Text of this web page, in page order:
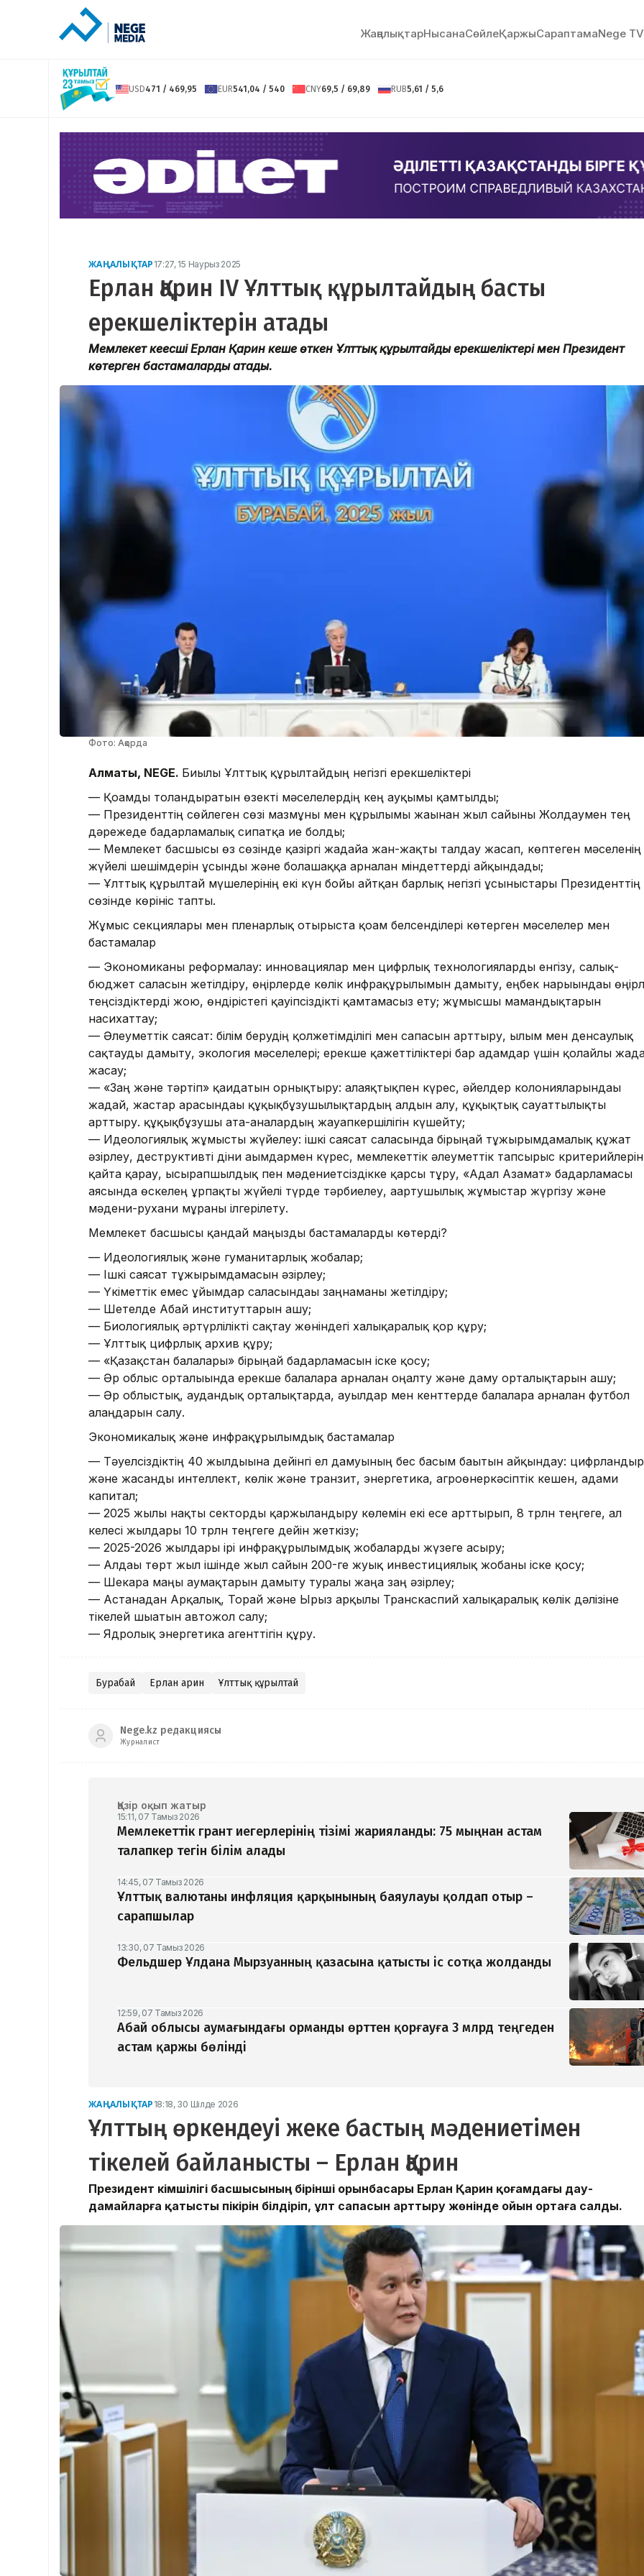
ЖаңалықтарНысанаСөйлeҚаржыСараптамаNege TV
USD471 / 469,95 EUR541,04 / 540 CNY69,5 / 69,89 RUB5,61 / 5,6
ЖАҢАЛЫҚТАР 17:27, 15 Наурыз 2025
Ерлан Қарин IV Ұлттық құрылтайдың басты
ерекшеліктерін атады
Мемлекет кеңесші Ерлан Қарин кеше өткен Ұлттық құрылтайдың ерекшеліктері мен Президент
көтерген бастамаларды атады.
Фото: Ақорда
Алматы, NEGE. Биылғы Ұлттық құрылтайдың негізгі ерекшеліктері
— Қоғамды толғандыратын өзекті мәселелердің кең ауқымы қамтылды;
— Президенттің сөйлеген сөзі мазмұны мен құрылымы жағынан жыл сайынғы Жолдаумен тең
дәрежеде бағдарламалық сипатқа ие болды;
— Мемлекет басшысы өз сөзінде қазіргі жағдайға жан-жақты талдау жасап, көптеген мәселенің
жүйелі шешімдерін ұсынды және болашаққа арналған міндеттерді айқындады;
— Ұлттық құрылтай мүшелерінің екі күн бойы айтқан барлық негізгі ұсыныстары Президенттің
сөзінде көрініс тапты.
Жұмыс секциялары мен пленарлық отырыста қоғам белсенділері көтерген мәселелер мен
бастамалар
— Экономиканы реформалау: инновациялар мен цифрлық технологияларды енгізу, салық-
бюджет саласын жетілдіру, өңірлерде көлік инфрақұрылымын дамыту, еңбек нарығындағы
теңсіздіктерді жою, өндірістегі қауіпсіздікті қамтамасыз ету; жұмысшы мамандықтарын
насихаттау;
— Әлеуметтік саясат: білім берудің қолжетімділігі мен сапасын арттыру, ғылым мен денсаулық
сақтауды дамыту, экология мәселелері; ерекше қажеттіліктері бар адамдар үшін қолайлы
жасау;
— «Заң және тәртіп» қағидатын орнықтыру: алаяқтықпен күрес, әйелдер колонияларындағы
жағдай, жастар арасындағы құқықбұзушылықтардың алдын алу, құқықтық сауаттылықты
арттыру. құқықбұзушы ата-аналардың жауапкершілігін күшейту;
— Идеологиялық жұмысты жүйелеу: ішкі саясат саласында бірыңғай тұжырымдамалық құжат
әзірлеу, деструктивті діни ағымдармен күрес, мемлекеттік әлеуметтік тапсырыс критерийлерін
қайта қарау, ысырапшылдық пен мәдениетсіздікке қарсы тұру, «Адал Азамат» бағдарламасы
аясында өскелең ұрпақты жүйелі түрде тәрбиелеу, ағартушылық жұмыстар жүргізу және
мәдени-рухани мұраны ілгерілету.
Мемлекет басшысы қандай маңызды бастамаларды көтерді?
— Идеологиялық және гуманитарлық жобалар;
— Ішкі саясат тұжырымдамасын әзірлеу;
— Үкіметтік емес ұйымдар саласындағы заңнаманы жетілдіру;
— Шетелде Абай институттарын ашу;
— Биологиялық әртүрлілікті сақтау жөніндегі халықаралық қор құру;
— Ұлттық цифрлық архив құру;
— «Қазақстан балалары» бірыңғай бағдарламасын іске қосу;
— Әр облыс орталығында ерекше балаларға арналған оңалту және даму орталықтарын ашу;
— Әр облыстық, аудандық орталықтарда, ауылдар мен кенттерде балаларға арналған футбол
алаңдарын салу.
Экономикалық және инфрақұрылымдық бастамалар
— Тәуелсіздіктің 40 жылдығына дейінгі ел дамуының бес басым бағытын айқындау:
және жасанды интеллект, көлік және транзит, энергетика, агроөнеркәсіптік кешен, адами
капитал;
— 2025 жылы нақты секторды қаржыландыру көлемін екі есе арттырып, 8 трлн теңгеге, ал
келесі жылдары 10 трлн теңгеге дейін жеткізу;
— 2025-2026 жылдары ірі инфрақұрылымдық жобаларды жүзеге асыру;
— Алдағы төрт жыл ішінде жыл сайын 200-ге жуық инвестициялық жобаны іске қосу;
— Шекара маңы аумақтарын дамыту туралы жаңа заң әзірлеу;
— Астанадан Арқалық, Торғай және Ырғыз арқылы Транскаспий халықаралық көлік дәлізіне
тікелей шығатын автожол салу;
— Ядролық энергетика агенттігін құру.
Бурабай Ерлан Қарин Ұлттық құрылтай
Nege.kz редакциясы
Журналист
Қазір оқып жатыр
15:11, 07 Тамыз 2026
Мемлекеттік грант иегерлерінің тізімі жарияланды: 75 мыңнан астам
талапкер тегін білім алады
14:45, 07 Тамыз 2026
Ұлттық валютаны инфляция қарқынының баяулауы қолдап отыр –
сарапшылар
13:30, 07 Тамыз 2026
Фельдшер Ұлдана Мырзуанның қазасына қатысты іс сотқа жолданды
12:59, 07 Тамыз 2026
Абай облысы аумағындағы орманды өрттен қорғауға 3 млрд теңгеден
астам қаржы бөлінді
ЖАҢАЛЫҚТАР 18:18, 30 Шілде 2026
Ұлттың өркендеуі жеке бастың мәдениетімен
тікелей байланысты – Ерлан Қарин
Президент Әкімшілігі басшысының бірінші орынбасары Ерлан Қарин қоғамдағы дау-
дамайларға қатысты пікірін білдіріп, ұлт сапасын арттыру жөнінде ойын ортаға салды.